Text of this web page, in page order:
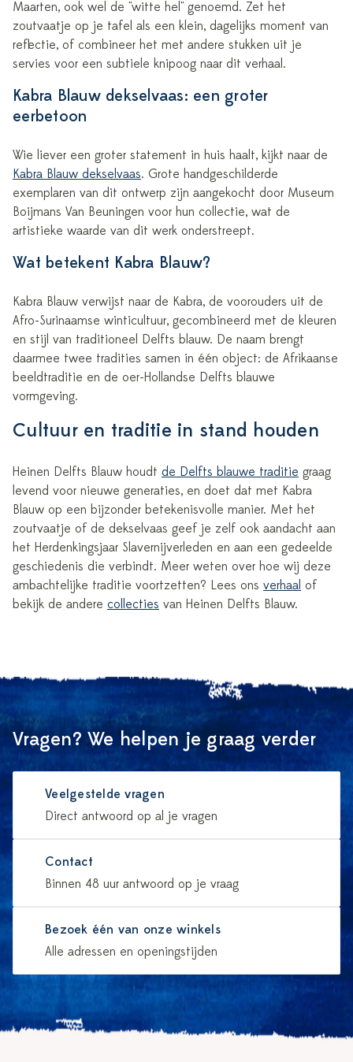
Maarten, ook wel de "witte hel" genoemd. Zet het
zoutvaatje op je tafel als een klein, dagelijks moment van
reflectie, of combineer het met andere stukken uit je
servies voor een subtiele knipoog naar dit verhaal.
Kabra Blauw dekselvaas: een groter
eerbetoon
Wie liever een groter statement in huis haalt, kijkt naar de
Kabra Blauw dekselvaas. Grote handgeschilderde
exemplaren van dit ontwerp zijn aangekocht door Museum
Boijmans Van Beuningen voor hun collectie, wat de
artistieke waarde van dit werk onderstreept.
Wat betekent Kabra Blauw?
Kabra Blauw verwijst naar de Kabra, de voorouders uit de
Afro-Surinaamse winticultuur, gecombineerd met de kleuren
en stijl van traditioneel Delfts blauw. De naam brengt
daarmee twee tradities samen in één object: de Afrikaanse
beeldtraditie en de oer-Hollandse Delfts blauwe
vormgeving.
Cultuur en traditie in stand houden
Heinen Delfts Blauw houdt de Delfts blauwe traditie graag
levend voor nieuwe generaties, en doet dat met Kabra
Blauw op een bijzonder betekenisvolle manier. Met het
zoutvaatje of de dekselvaas geef je zelf ook aandacht aan
het Herdenkingsjaar Slavernijverleden en aan een gedeelde
geschiedenis die verbindt. Meer weten over hoe wij deze
ambachtelijke traditie voortzetten? Lees ons verhaal of
bekijk de andere collecties van Heinen Delfts Blauw.
Vragen? We helpen je graag verder
Veelgestelde vragen
Direct antwoord op al je vragen
Contact
Binnen 48 uur antwoord op je vraag
Bezoek één van onze winkels
Alle adressen en openingstijden